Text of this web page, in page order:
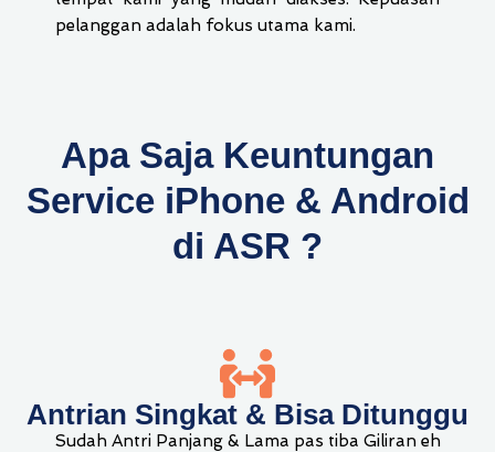
pelanggan adalah fokus utama kami.
Apa Saja Keuntungan
Service iPhone & Android
di ASR ?
Antrian Singkat & Bisa Ditunggu
Sudah Antri Panjang & Lama pas tiba Giliran eh